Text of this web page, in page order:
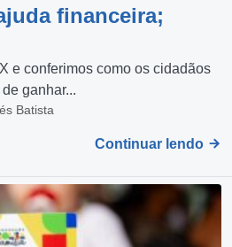
financeira;
e conferimos como os cidadãos
ganhar...
Batista
Continuar lendo